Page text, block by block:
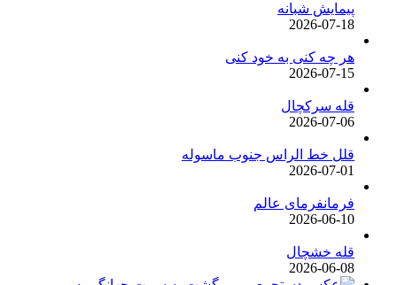
پیمایش شبانه
2026-07-18
هر چه کنی به خود کنی
2026-07-15
قله سرکچال
2026-07-06
قلل خط الراس جنوب ماسوله
2026-07-01
فرمانفرمای عالم
2026-06-10
قله خشچال
2026-06-08